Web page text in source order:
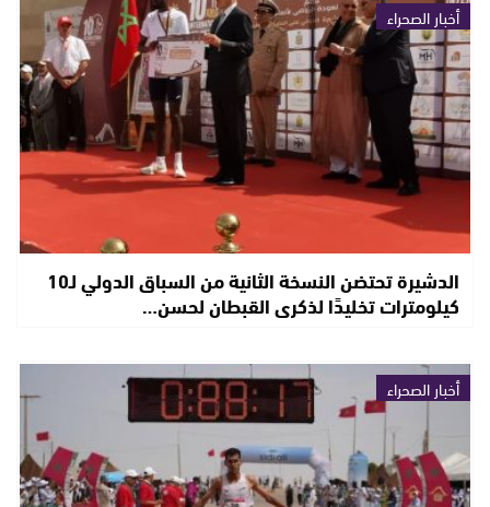
أخبار الصحراء
الدشيرة تحتضن النسخة الثانية من السباق الدولي لـ10
كيلومترات تخليدًا لذكرى القبطان لحسن…
أخبار الصحراء